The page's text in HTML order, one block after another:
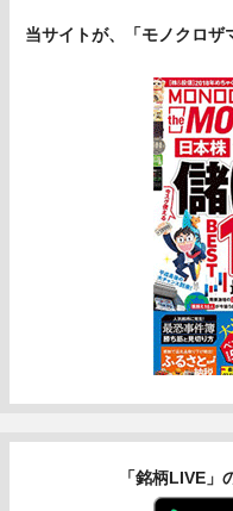
当サイトが、「モノクロ
「銘柄LIVE